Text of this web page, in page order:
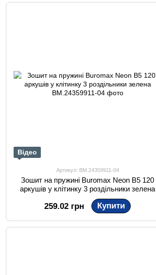
Відео
Артикул: BM.24359911-04
Зошит на пружині Buromax Neon B5 120
аркушів у клітинку 3 роздільники зелена
259.02 грн Купити